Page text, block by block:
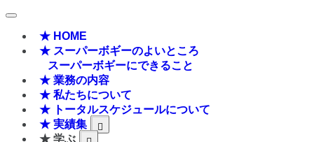
★ HOME
★ スーパーボギーのよいところ
スーパーボギーにできること
★ 業務の内容
★ 私たちについて
★ トータルスケジュールについて
★ 実績集
★ 学ぶ